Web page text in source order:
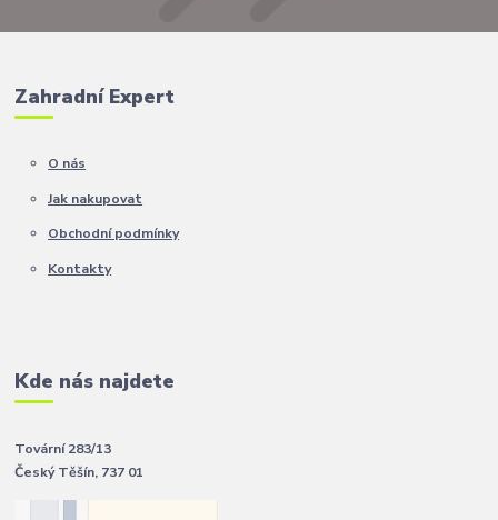
Zahradní Expert
O nás
Jak nakupovat
Obchodní podmínky
Kontakty
Kde nás najdete
Tovární 283/13
Český Těšín, 737 01